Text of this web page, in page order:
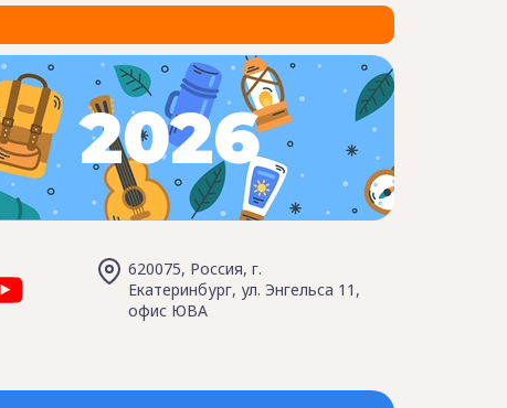
2026
620075, Россия, г.
Екатеринбург, ул. Энгельса 11,
офис ЮВА